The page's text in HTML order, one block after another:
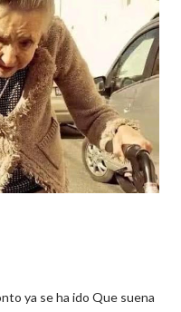
ya se ha ido Que suena